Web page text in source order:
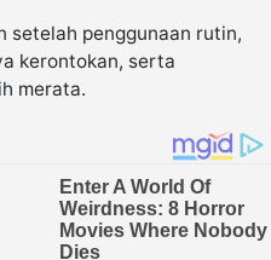
setelah penggunaan rutin,
kerontokan, serta
merata.